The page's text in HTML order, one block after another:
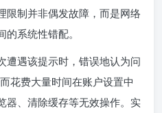
限制并非偶发故障，而是网络
系统性错配。
遭遇该提示时，错误地认为问
花费大量时间在账户设置中
器、清除缓存等无效操作。实